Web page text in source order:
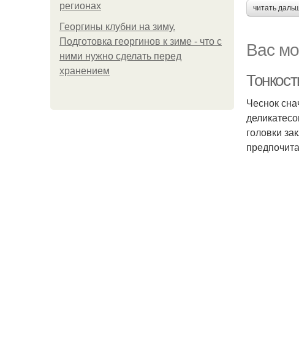
регионах
Георгины клубни на зиму.
Подготовка георгинов к зиме - что с
ними нужно сделать перед
хранением
читать
Вас
Чеснок
головки